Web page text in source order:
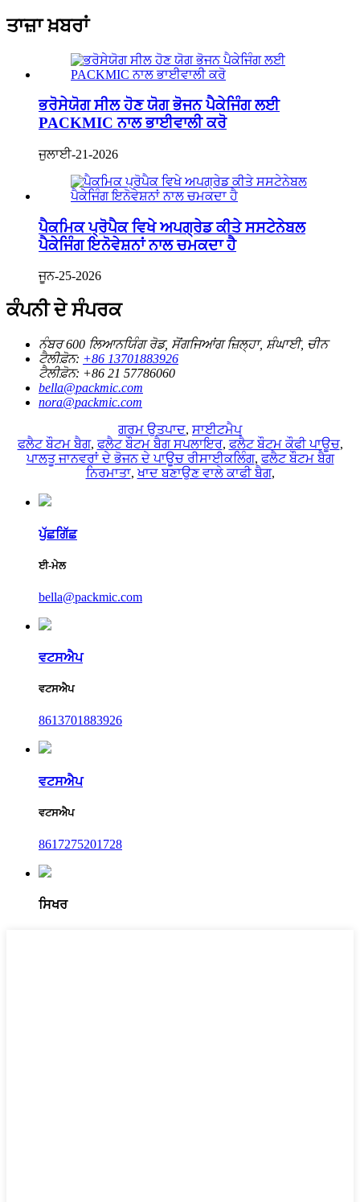
ਤਾਜ਼ਾ ਖ਼ਬਰਾਂ
ਭਰੋਸੇਯੋਗ ਸੀਲ ਹੋਣ ਯੋਗ ਭੋਜਨ ਪੈਕੇਜਿੰਗ ਲਈ
PACKMIC ਨਾਲ ਭਾਈਵਾਲੀ ਕਰੋ
ਜੁਲਾਈ-21-2026
ਪੈਕਮਿਕ ਪ੍ਰੋਪੈਕ ਵਿਖੇ ਅਪਗ੍ਰੇਡ ਕੀਤੇ ਸਸਟੇਨੇਬਲ
ਪੈਕੇਜਿੰਗ ਇਨੋਵੇਸ਼ਨਾਂ ਨਾਲ ਚਮਕਦਾ ਹੈ
ਜੂਨ-25-2026
ਕੰਪਨੀ ਦੇ ਸੰਪਰਕ
ਨੰਬਰ 600 ਲਿਆਨਯਿੰਗ ਰੋਡ, ਸੋਂਗਜਿਆਂਗ ਜ਼ਿਲ੍ਹਾ, ਸ਼ੰਘਾਈ, ਚੀਨ
ਟੈਲੀਫ਼ੋਨ: +86 13701883926
ਟੈਲੀਫ਼ੋਨ: +86 21 57786060
bella@packmic.com
nora@packmic.com
ਗਰਮ ਉਤਪਾਦ, ਸਾਈਟਮੈਪ
ਫਲੈਟ ਬੌਟਮ ਬੈਗ,ਫਲੈਟ ਬੌਟਮ ਬੈਗ ਸਪਲਾਇਰ,ਫਲੈਟ ਬੌਟਮ ਕੌਫੀ ਪਾਊਚ,
ਪਾਲਤੂ ਜਾਨਵਰਾਂ ਦੇ ਭੋਜਨ ਦੇ ਪਾਊਚ ਰੀਸਾਈਕਲਿੰਗ,ਫਲੈਟ ਬੌਟਮ ਬੈਗ
ਨਿਰਮਾਤਾ,ਖਾਦ ਬਣਾਉਣ ਵਾਲੇ ਕਾਫੀ ਬੈਗ,
ਪੁੱਛਗਿੱਛ
ਈ-ਮੇਲ
bella@packmic.com
ਵਟਸਐਪ
ਵਟਸਐਪ
8613701883926
ਵਟਸਐਪ
ਵਟਸਐਪ
8617275201728
ਸਿਖਰ